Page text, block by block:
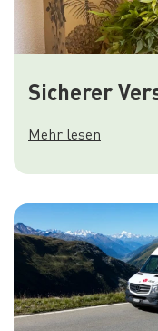
Sicherer
Mehr lesen